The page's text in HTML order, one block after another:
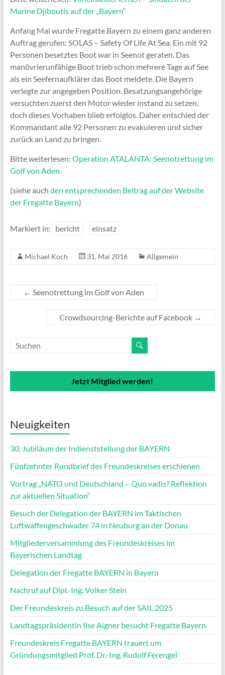
Marine Djiboutis auf der „Bayern“
Anfang Mai wurde Fregatte Bayern zu einem ganz anderen
Auftrag gerufen: SOLAS – Safety Of Life At Sea. Ein mit 92
Personen besetztes Boot war in Seenot geraten. Das
manövrierunfähige Boot trieb schon mehrere Tage auf See
als ein Seefernaufklärer das Boot meldete. Die Bayern
verlegte zur angegeben Position. Besatzungsangehörige
versuchten zuerst den Motor wieder instand zu setzen,
doch dieses Vorhaben blieb erfolglos. Daher entschied der
Kommandant alle 92 Personen zu evakuieren und sicher
zurück an Land zu bringen.
Bitte weiterlesen: Operation ATALANTA: Seenotrettung im
Golf von Aden
(siehe auch den entsprechenden Beitrag auf der Website
der Fregatte Bayern)
Markiert in: bericht einsatz
Michael Koch 31. Mai 2016 Allgemein
← Seenotrettung im Golf von Aden
Crowdsourcing-Berichte auf Facebook →
Jetzt Mitglied werden!
Neuigkeiten
30. Jubiläum der Indienststellung der BAYERN
Fünfzehnter Rundbrief des Freundeskreises erschienen
Vortrag „NATO und Deutschland – Quo vadis? Reflektion
zur aktuellen Situation“
Besuch der Delegation der BAYERN im Taktischen
Luftwaffengeschwader 74 in Neuburg an der Donau
Mitgliederversammlung des Freundeskreises im
Bayerischen Landtag
Delegation der Fregatte BAYERN in Bayern
Nachruf auf Dipl.-Ing. Volker Stein
Der Freundeskreis zu Besuch auf der SAIL 2025
Landtagspräsidentin Ilse Aigner besucht Fregatte Bayern
Freundeskreis Fregatte BAYERN trauert um
Gründungsmitglied Prof. Dr.-Ing. Rudolf Ferengel